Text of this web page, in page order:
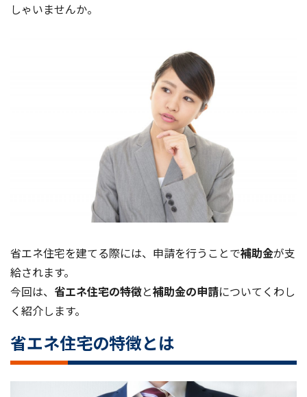
しゃいませんか。
省エネ住宅を建てる際には、申請を行うことで補助金が支
給されます。
今回は、 省エネ住宅の特徴と補助金の申請についてくわし
く紹介します。
省エネ住宅の特徴とは